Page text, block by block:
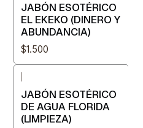
JABÓN ESOTÉRICO
EL EKEKO (DINERO Y
ABUNDANCIA)
$1.500
JABÓN ESOTÉRICO
DE AGUA FLORIDA
(LIMPIEZA)